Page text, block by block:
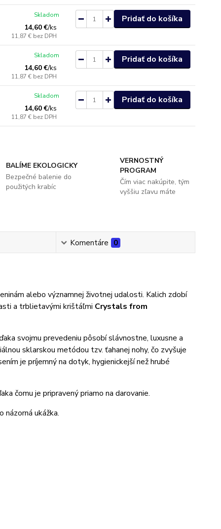
14,60 €/ks
11,87 € bez DPH
Skladom Pridať do košíka
14,60 €/ks
11,87 € bez DPH
Skladom Pridať do košíka
14,60 €/ks
11,87 € bez DPH
Skladom Pridať do košíka
BALÍME EKOLOGICKY
Bezpečné balenie do
použitých krabíc
VERNOSTNÝ
PROGRAM
Čím viac nakúpite, tým
vyššiu zľavu máte
Komentáre 0
alebo významnej životnej udalosti. Kalich zdobí
a trblietavými krištáľmi Crystals from
svojmu prevedeniu pôsobí slávnostne, luxusne a
sklarskou metódou tzv. ťahanej nohy, čo zvyšuje
je príjemný na dotyk, hygienickejší než hrubé
čomu je pripravený priamo na darovanie.
ukážka.